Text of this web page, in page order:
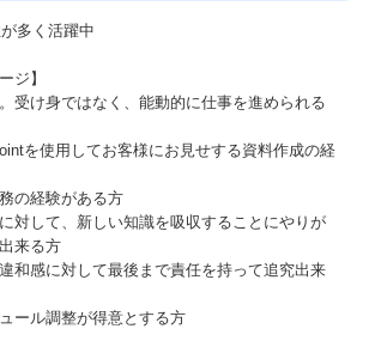
多く活躍中
ジ】
受け身ではなく、能動的に仕事を進められる
を使用してお客様にお見せする資料作成の経
の経験がある方
対して、新しい知識を吸収することにやりが
来る方
和感に対して最後まで責任を持って追究出来
ール調整が得意とする方